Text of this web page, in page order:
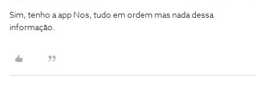
Sim, tenho a app Nos, tudo em ordem mas nada dessa
informação.